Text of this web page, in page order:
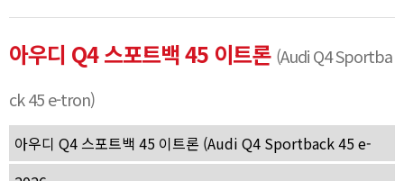
아우디 Q4 스포트백 45 이트론 (Audi Q4 Sportba
ck 45 e-tron)